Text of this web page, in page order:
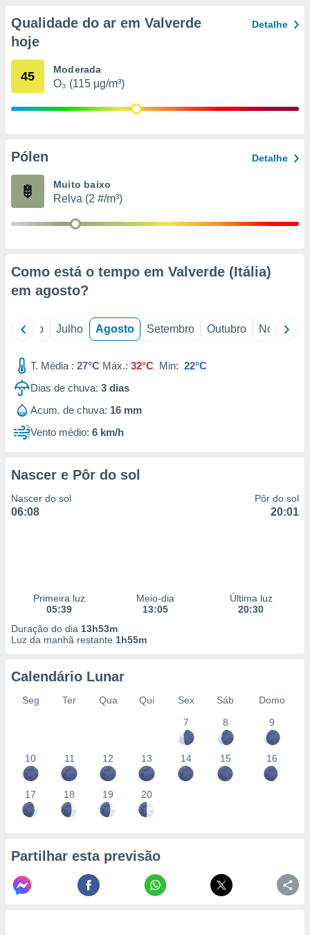
através
estudos
Qualidade do ar em Valverde
hoje
Detalhe
45 Moderada
O₃ (115 µg/m³)
Pólen Detalhe
Muito baixo
Relva (2 #/m³)
Como está o tempo em Valverde (Itália)
em agosto?
Junho Julho Agosto Setembro Outubro Novembro
T. Média : 27°C Máx.: 32°C Min: 22°C
Dias de chuva: 3 dias
Acum. de chuva: 16 mm
Vento médio: 6 km/h
Nascer e Pôr do sol
Nascer do sol
06:08
Pôr do sol
20:01
Primeira luz
05:39
Meio-dia
13:05
Última luz
20:30
Duração do dia 13h53m
Luz da manhã restante 1h55m
Calendário Lunar
Seg Ter Qua Qui Sex Sáb
Domo
7
8 9
10 11 12 13 14 15 16
17 18 19 20
Partilhar esta previsão